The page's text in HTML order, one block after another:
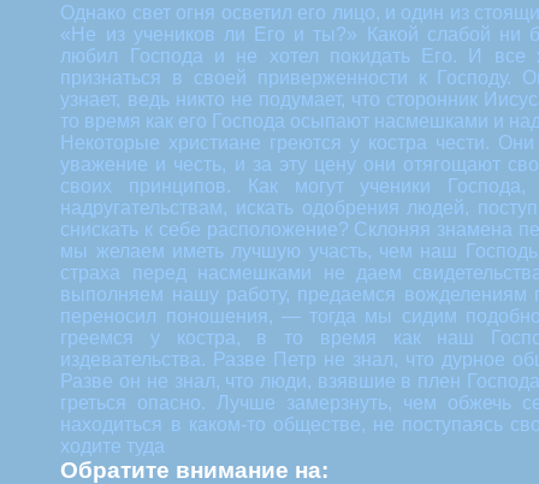
Однако свет огня осветил его лицо, и один из
«Не из учеников ли Его и ты?» Какой слабой ни
любил Господа и не хотел покидать Его. И
признаться в своей приверженности к Господу.
узнает, ведь никто не подумает, что сторонник
то время как его Господа осыпают насмешками и
Некоторые христиане греются у костра чести.
уважение и честь, и за эту цену они отягощают
своих принципов. Как могут ученики
надругательствам, искать одобрения людей,
снискать к себе расположение? Склоняя знамена
мы желаем иметь лучшую участь, чем наш
страха перед насмешками не даем
выполняем нашу работу, предаемся вожделениям
переносил поношения, — тогда мы сидим
греемся у костра, в то время как наш
издевательства. Разве Петр не знал, что дурное
Разве он не знал, что люди, взявшие в плен
греться опасно. Лучше замерзнуть, чем обжечь
находиться в каком-то обществе, не поступаясь
ходите туда
Обратите внимание на: